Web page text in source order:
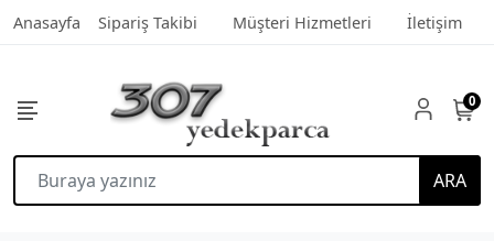
Anasayfa Sipariş Takibi Müşteri Hizmetleri İletişim
ARA
0